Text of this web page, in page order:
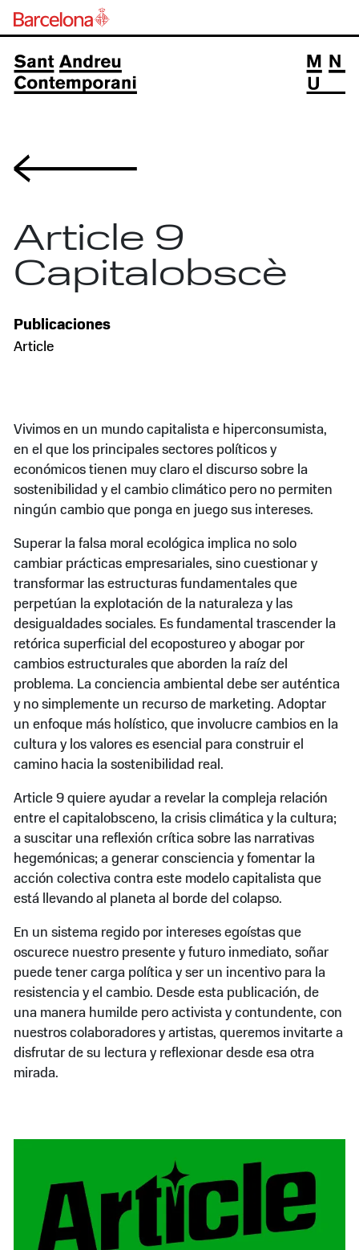
Article 9
Capitalobscè
Publicaciones
Article
Vivimos en un mundo capitalista e hiperconsumista,
en el que los principales sectores políticos y
económicos tienen muy claro el discurso sobre la
sostenibilidad y el cambio climático pero no permiten
ningún cambio que ponga en juego sus intereses.
Superar la falsa moral ecológica implica no solo
cambiar prácticas empresariales, sino cuestionar y
transformar las estructuras fundamentales que
perpetúan la explotación de la naturaleza y las
desigualdades sociales. Es fundamental trascender la
retórica superficial del ecopostureo y abogar por
cambios estructurales que aborden la raíz del
problema. La conciencia ambiental debe ser auténtica
y no simplemente un recurso de marketing. Adoptar
un enfoque más holístico, que involucre cambios en la
cultura y los valores es esencial para construir el
camino hacia la sostenibilidad real.
Article 9 quiere ayudar a revelar la compleja relación
entre el capitalobsceno, la crisis climática y la cultura;
a suscitar una reflexión crítica sobre las narrativas
hegemónicas; a generar consciencia y fomentar la
acción colectiva contra este modelo capitalista que
está llevando al planeta al borde del colapso.
En un sistema regido por intereses egoístas que
oscurece nuestro presente y futuro inmediato, soñar
puede tener carga política y ser un incentivo para la
resistencia y el cambio. Desde esta publicación, de
una manera humilde pero activista y contundente, con
nuestros colaboradores y artistas, queremos invitarte a
disfrutar de su lectura y reflexionar desde esa otra
mirada.